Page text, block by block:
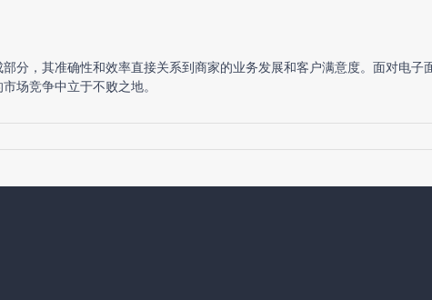
分，其准确性和效率直接关系到商家的业务发展和客户满意度。面对电
场竞争中立于不败之地。